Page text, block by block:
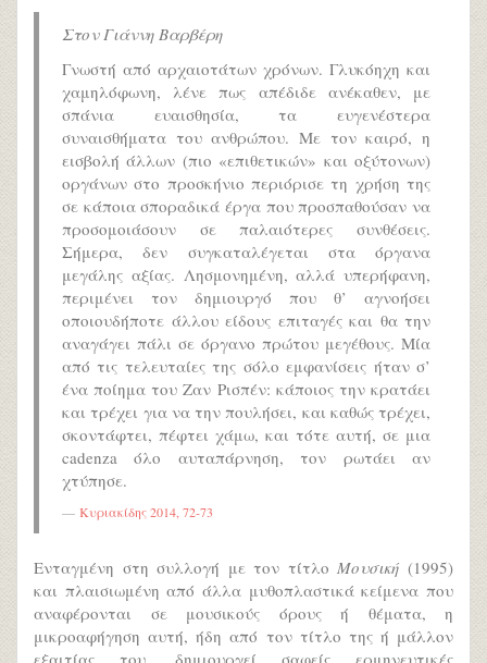
Στον Γιάννη Βαρβέρη
Γνωστή από αρχαιοτάτων χρόνων. Γλυκόηχη και
χαμηλόφωνη, λένε πως απέδιδε ανέκαθεν, με
σπάνια ευαισθησία, τα ευγενέστερα
συναισθήματα του ανθρώπου. Με τον καιρό, η
εισβολή άλλων (πιο «επιθετικών» και οξύτονων)
οργάνων στο προσκήνιο περιόρισε τη χρήση της
σε κάποια σποραδικά έργα που προσπαθούσαν να
προσομοιάσουν σε παλαιότερες συνθέσεις.
Σήμερα, δεν συγκαταλέγεται στα όργανα
μεγάλης αξίας. Λησμονημένη, αλλά υπερήφανη,
περιμένει τον δημιουργό που θ’ αγνοήσει
οποιουδήποτε άλλου είδους επιταγές και θα την
αναγάγει πάλι σε όργανο πρώτου μεγέθους. Μία
από τις τελευταίες της σόλο εμφανίσεις ήταν σ’
ένα ποίημα του Ζαν Ρισπέν: κάποιος την κρατάει
και τρέχει για να την πουλήσει, και καθώς τρέχει,
σκοντάφτει, πέφτει χάμω, και τότε αυτή, σε μια
cadenza όλο αυταπάρνηση, τον ρωτάει αν
χτύπησε.
Κυριακίδης 2014, 72-73
Ενταγμένη στη συλλογή με τον τίτλο Μουσική (1995)
και πλαισιωμένη από άλλα μυθοπλαστικά κείμενα που
αναφέρονται σε μουσικούς όρους ή θέματα, η
μικροαφήγηση αυτή, ήδη από τον τίτλο της ή μάλλον
εξαιτίας του, δημιουργεί σαφείς ερμηνευτικές